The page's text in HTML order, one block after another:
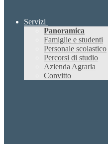
Servizi
Panoramica
Famiglie e studenti
Personale scolastico
Percorsi di studio
Azienda Agraria
Convitto